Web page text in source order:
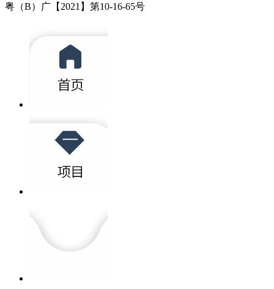
粤（B）广【2021】第10-16-65号